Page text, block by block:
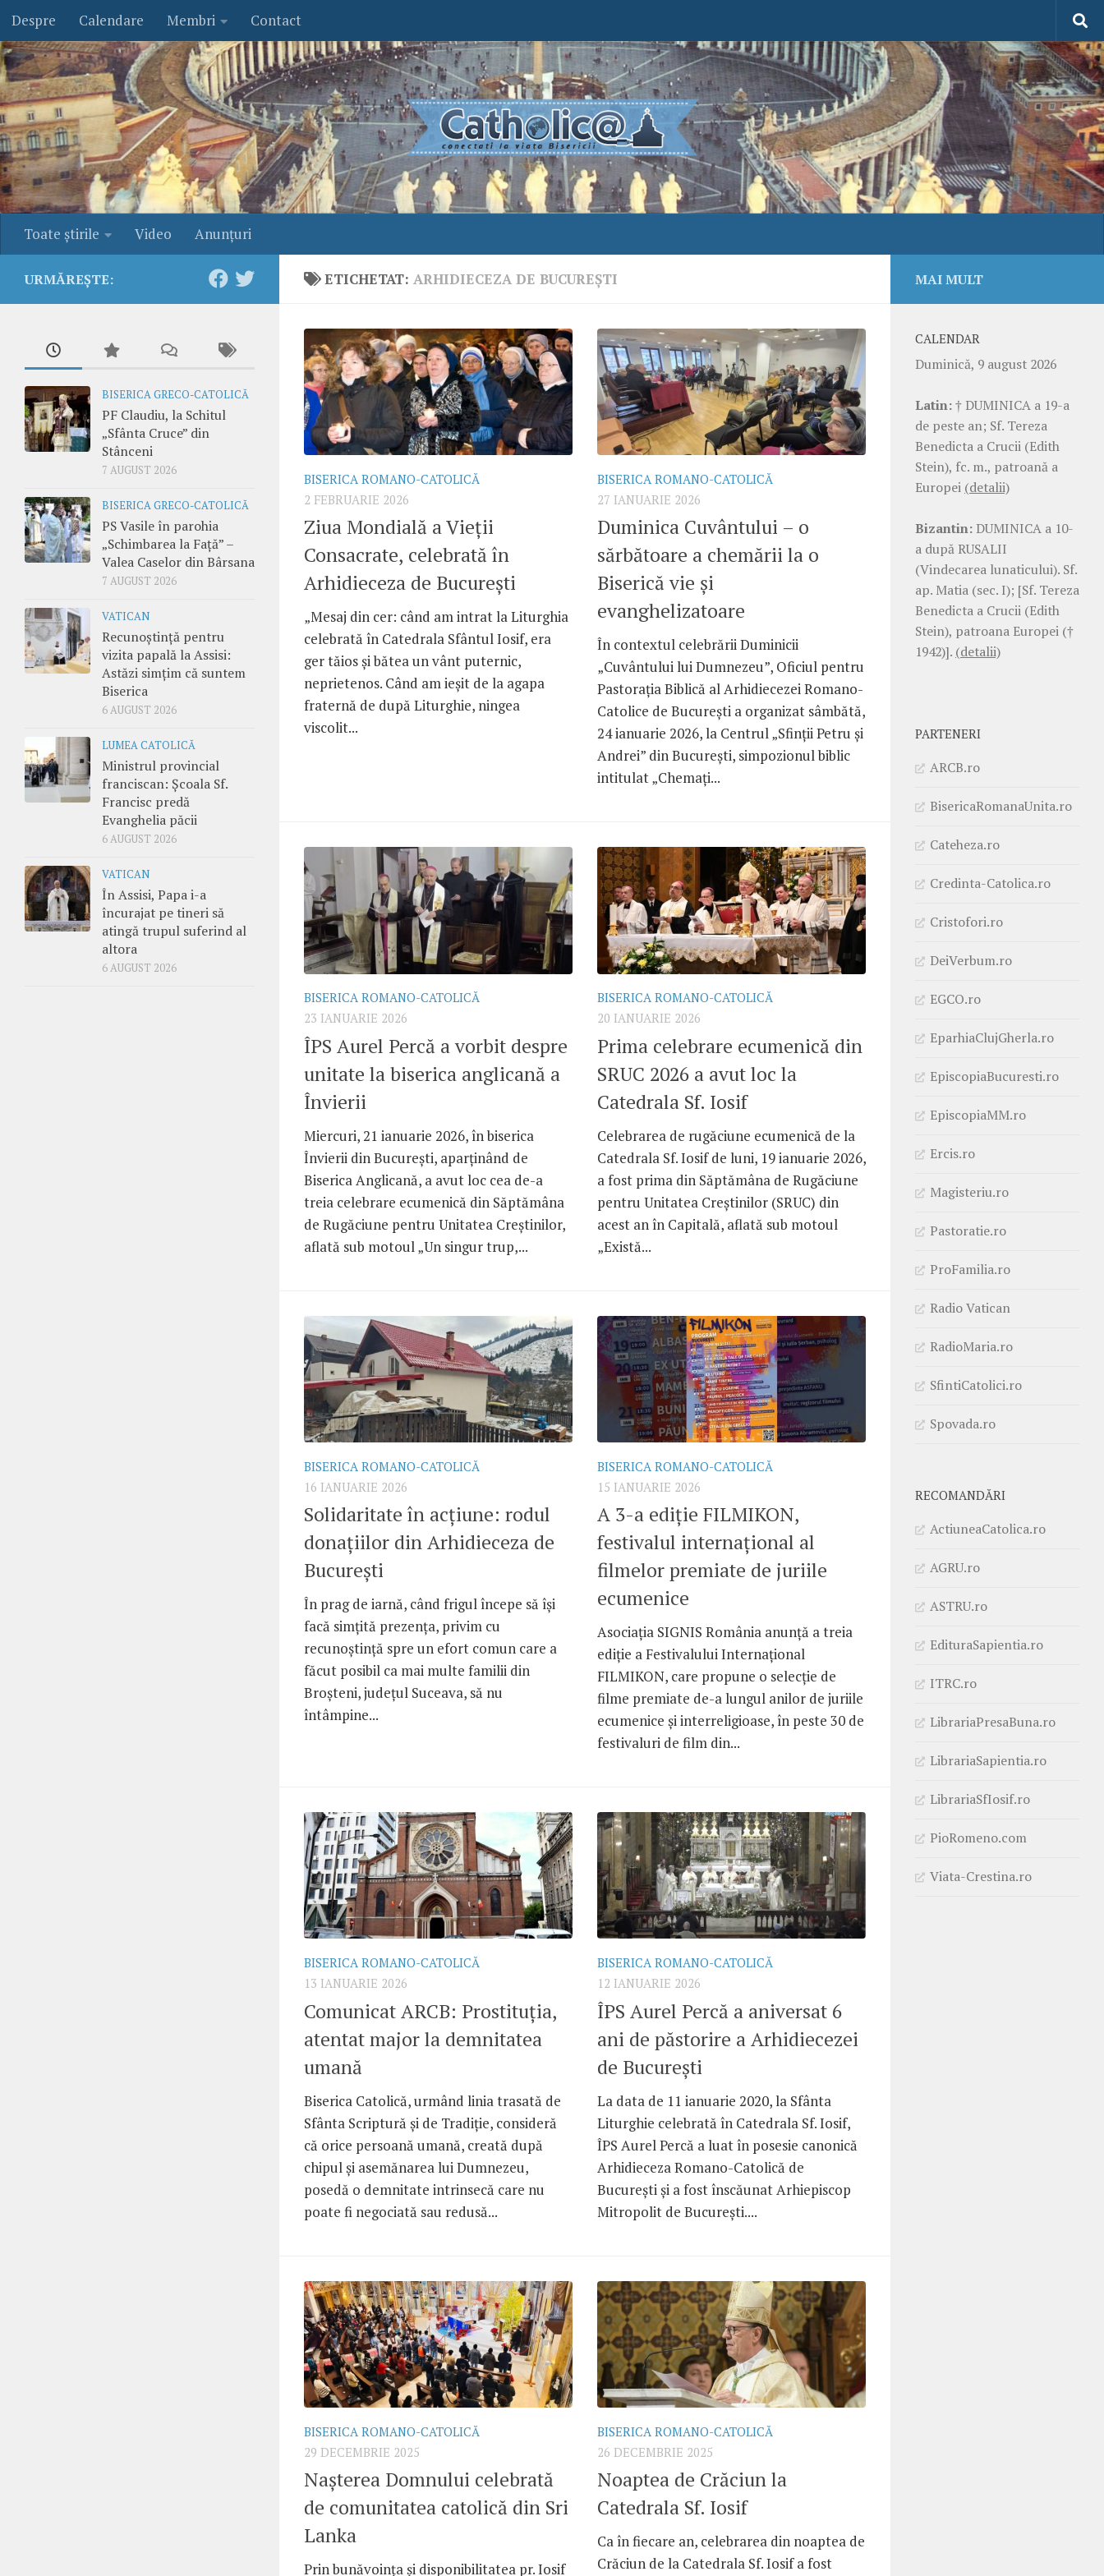
Skip to content
Despre Calendare Membri Contact
Toate ştirile Video Anunţuri
ETICHETAT: ARHIDIECEZA DE BUCUREȘTI
BISERICA ROMANO-CATOLICĂ
2 FEBRUARIE 2026
Ziua Mondială a Vieții
Consacrate, celebrată în
Arhidieceza de București
„Mesaj din cer: când am intrat la Liturghia
celebrată în Catedrala Sfântul Iosif, era
ger tăios și bătea un vânt puternic,
neprietenos. Când am ieșit de la agapa
fraternă de după Liturghie, ningea
viscolit...
BISERICA ROMANO-CATOLICĂ
27 IANUARIE 2026
Duminica Cuvântului – o
sărbătoare a chemării la o
Biserică vie și
evanghelizatoare
În contextul celebrării Duminicii
„Cuvântului lui Dumnezeu”, Oficiul pentru
Pastorația Biblică al Arhidiecezei Romano-
Catolice de București a organizat sâmbătă,
24 ianuarie 2026, la Centrul „Sfinții Petru și
Andrei” din București, simpozionul biblic
intitulat „Chemați...
BISERICA ROMANO-CATOLICĂ
23 IANUARIE 2026
ÎPS Aurel Percă a vorbit despre
unitate la biserica anglicană a
Învierii
Miercuri, 21 ianuarie 2026, în biserica
Învierii din București, aparținând de
Biserica Anglicană, a avut loc cea de-a
treia celebrare ecumenică din Săptămâna
de Rugăciune pentru Unitatea Creștinilor,
aflată sub motoul „Un singur trup,...
BISERICA ROMANO-CATOLICĂ
20 IANUARIE 2026
Prima celebrare ecumenică din
SRUC 2026 a avut loc la
Catedrala Sf. Iosif
Celebrarea de rugăciune ecumenică de la
Catedrala Sf. Iosif de luni, 19 ianuarie 2026,
a fost prima din Săptămâna de Rugăciune
pentru Unitatea Creștinilor (SRUC) din
acest an în Capitală, aflată sub motoul
„Există...
BISERICA ROMANO-CATOLICĂ
16 IANUARIE 2026
Solidaritate în acțiune: rodul
donațiilor din Arhidieceza de
București
În prag de iarnă, când frigul începe să își
facă simțită prezența, privim cu
recunoștință spre un efort comun care a
făcut posibil ca mai multe familii din
Broșteni, județul Suceava, să nu
întâmpine...
BISERICA ROMANO-CATOLICĂ
15 IANUARIE 2026
A 3-a ediție FILMIKON,
festivalul internațional al
filmelor premiate de juriile
ecumenice
Asociația SIGNIS România anunță a treia
ediție a Festivalului Internațional
FILMIKON, care propune o selecție de
filme premiate de-a lungul anilor de juriile
ecumenice și interreligioase, în peste 30 de
festivaluri de film din...
BISERICA ROMANO-CATOLICĂ
13 IANUARIE 2026
Comunicat ARCB: Prostituția,
atentat major la demnitatea
umană
Biserica Catolică, urmând linia trasată de
Sfânta Scriptură și de Tradiție, consideră
că orice persoană umană, creată după
chipul și asemănarea lui Dumnezeu,
posedă o demnitate intrinsecă care nu
poate fi negociată sau redusă...
BISERICA ROMANO-CATOLICĂ
12 IANUARIE 2026
ÎPS Aurel Percă a aniversat 6
ani de păstorire a Arhidiecezei
de București
La data de 11 ianuarie 2020, la Sfânta
Liturghie celebrată în Catedrala Sf. Iosif,
ÎPS Aurel Percă a luat în posesie canonică
Arhidieceza Romano-Catolică de
București și a fost înscăunat Arhiepiscop
Mitropolit de București....
BISERICA ROMANO-CATOLICĂ
29 DECEMBRIE 2025
Nașterea Domnului celebrată
de comunitatea catolică din Sri
Lanka
Prin bunăvoința și disponibilitatea pr. Iosif
BISERICA ROMANO-CATOLICĂ
26 DECEMBRIE 2025
Noaptea de Crăciun la
Catedrala Sf. Iosif
Ca în fiecare an, celebrarea din noaptea de
Crăciun de la Catedrala Sf. Iosif a fost
URMĂREȘTE:
BISERICA GRECO-CATOLICĂ
PF Claudiu, la Schitul
„Sfânta Cruce” din
Stânceni
7 AUGUST 2026
BISERICA GRECO-CATOLICĂ
PS Vasile în parohia
„Schimbarea la Față” –
Valea Caselor din Bârsana
7 AUGUST 2026
VATICAN
Recunoștință pentru
vizita papală la Assisi:
Astăzi simțim că suntem
Biserica
6 AUGUST 2026
LUMEA CATOLICĂ
Ministrul provincial
franciscan: Școala Sf.
Francisc predă
Evanghelia păcii
6 AUGUST 2026
VATICAN
În Assisi, Papa i-a
încurajat pe tineri să
atingă trupul suferind al
altora
6 AUGUST 2026
MAI MULT
CALENDAR
Duminică, 9 august 2026
Latin:† DUMINICA a 19-a
de peste an; Sf. Tereza
Benedicta a Crucii (Edith
Stein), fc. m., patroană a
Europei (detalii)
Bizantin: DUMINICA a 10-
a după RUSALII
(Vindecarea lunaticului). Sf.
ap. Matia (sec. I); [Sf. Tereza
Benedicta a Crucii (Edith
Stein), patroana Europei (†
1942)]. (detalii)
PARTENERI
ARCB.ro
BisericaRomanaUnita.ro
Cateheza.ro
Credinta-Catolica.ro
Cristofori.ro
DeiVerbum.ro
EGCO.ro
EparhiaClujGherla.ro
EpiscopiaBucuresti.ro
EpiscopiaMM.ro
Ercis.ro
Magisteriu.ro
Pastoratie.ro
ProFamilia.ro
Radio Vatican
RadioMaria.ro
SfintiCatolici.ro
Spovada.ro
RECOMANDĂRI
ActiuneaCatolica.ro
AGRU.ro
ASTRU.ro
EdituraSapientia.ro
ITRC.ro
LibrariaPresaBuna.ro
LibrariaSapientia.ro
LibrariaSfIosif.ro
PioRomeno.com
Viata-Crestina.ro